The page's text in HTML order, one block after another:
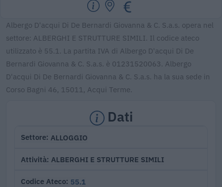
Albergo D'acqui Di De Bernardi Giovanna & C. S.a.s. opera nel
settore: ALBERGHI E STRUTTURE SIMILI. Il codice ateco
utilizzato è 55.1. La partita IVA di Albergo D'acqui Di De
Bernardi Giovanna & C. S.a.s. è 01231520063. Albergo
D'acqui Di De Bernardi Giovanna & C. S.a.s. ha la sua sede in
Corso Bagni 46, 15011, Acqui Terme.
Dati
Settore ALLOGGIO
Attività ALBERGHI E STRUTTURE SIMILI
Codice Ateco 55.1